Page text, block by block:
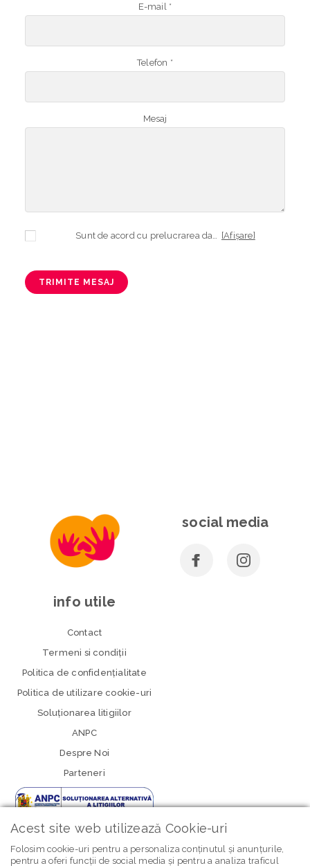
E-mail *
Telefon *
Mesaj
Sunt de acord cu prelucrarea datelor mele cu caracter personal în vederea plasării comenzii și creării opționale a contului, dacă s-a selectat opțiunea. Temeiul prelucrării îl reprezintă obligația contractuală, în scopul livrării produselor comandate, durata prelucrării fiind perioada termenului de prescripție de 3 ani de la plasarea comenzii. În măsura în care nu sunteți de acord cu prelucrarea datelor dvs, vă informăm că nu vom putea livra produsele comandate. Drepturile dvs. în calitate de persoană vizată sunt garantate prin [Afișare]
TRIMITE MESAJ
social media
info utile
Contact
Termeni si condiţii
Politica de confidenţialitate
Politica de utilizare cookie-uri
Soluționarea litigiilor
ANPC
Despre Noi
Parteneri
Acest site web utilizează Cookie-uri
Folosim cookie-uri pentru a personaliza conținutul și anunțurile,
pentru a oferi funcții de social media și pentru a analiza traficul